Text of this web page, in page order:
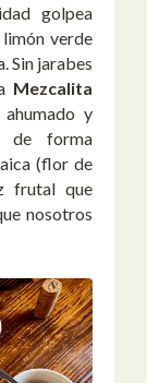
golpea
verde
Sin jarabes
Mezcalita
y
de forma
(flor de
frutal que
nosotros